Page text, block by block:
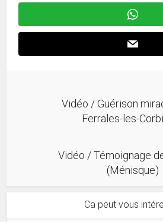
Vidéo / Guérison
Ferrales-les-
Vidéo / Témoignage
(Ménisque)
Ca peut vous